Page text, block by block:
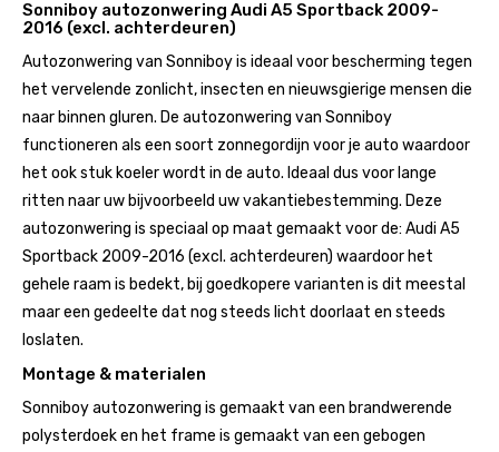
Sonniboy autozonwering Audi A5 Sportback 2009-
2016 (excl. achterdeuren)
Autozonwering van Sonniboy is ideaal voor bescherming tegen
het vervelende zonlicht, insecten en nieuwsgierige mensen die
naar binnen gluren. De autozonwering van Sonniboy
functioneren als een soort zonnegordijn voor je auto waardoor
het ook stuk koeler wordt in de auto. Ideaal dus voor lange
ritten naar uw bijvoorbeeld uw vakantiebestemming. Deze
autozonwering is speciaal op maat gemaakt voor de: Audi A5
Sportback 2009-2016 (excl. achterdeuren) waardoor het
gehele raam is bedekt, bij goedkopere varianten is dit meestal
maar een gedeelte dat nog steeds licht doorlaat en steeds
loslaten.
Montage & materialen
Sonniboy autozonwering is gemaakt van een brandwerende
polysterdoek en het frame is gemaakt van een gebogen